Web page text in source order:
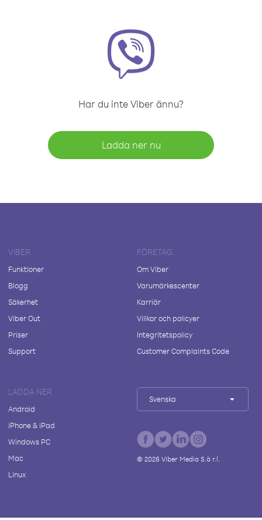
Har du inte Viber ännu?
Ladda ner nu
VIBER
Funktioner
Blogg
Säkerhet
Viber Out
Priser
Support
FÖRETAG
Om Viber
Varumärkescenter
Karriär
Villkor och policyer
Integritetspolicy
Customer Complaints Code
LADDA NER
Android
iPhone & iPad
Windows PC
Mac
Linux
Svenska
© 2026Viber Media S.à r.l.